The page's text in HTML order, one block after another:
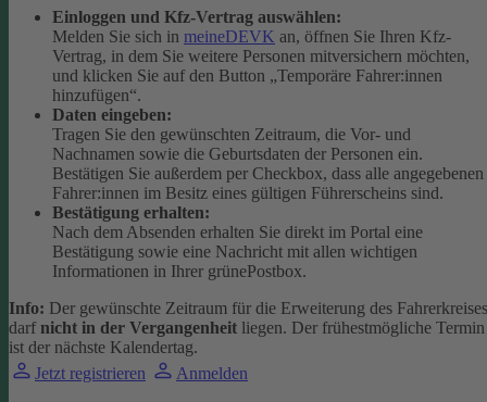
Einloggen und Kfz-Vertrag auswählen:
Melden Sie sich in meineDEVK an, öffnen Sie Ihren Kfz-
Vertrag, in dem Sie weitere Personen mitversichern möchten,
und klicken Sie auf den Button „Temporäre Fahrer:innen
hinzufügen“.
Daten eingeben:
Tragen Sie den gewünschten Zeitraum, die Vor- und
Nachnamen sowie die Geburtsdaten der Personen ein.
Bestätigen Sie außerdem per Checkbox, dass alle angegebenen
Fahrer:innen im Besitz eines gültigen Führerscheins sind.
Bestätigung erhalten:
Nach dem Absenden erhalten Sie direkt im Portal eine
Bestätigung sowie eine Nachricht mit allen wichtigen
Informationen in Ihrer grünePostbox.
Info: Der gewünschte Zeitraum für die Erweiterung des Fahrerkreises
darf nicht in der Vergangenheit liegen. Der frühestmögliche Termin
ist der nächste Kalendertag.
Jetzt registrieren
Anmelden